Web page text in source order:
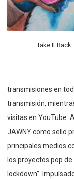
Take It Back
transmisiones en
transmisión,
visitas en YouTube.
JAWNY como sello
principales medios
los proyectos pop
lockdown”.